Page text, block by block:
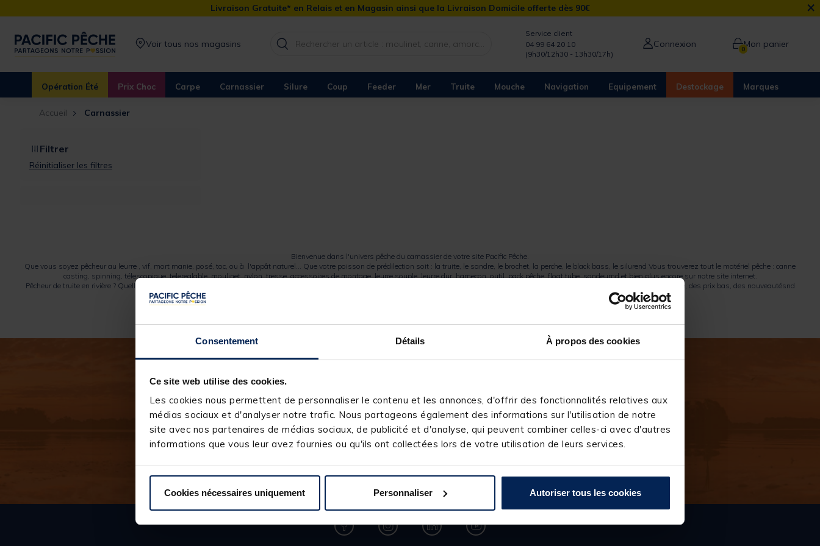
Consentement Détails À propos des cookies
Ce site web utilise des cookies.
Les cookies nous permettent de personnaliser le contenu et les annonces, d'offrir des fonctionnalités relatives aux
médias sociaux et d'analyser notre trafic. Nous partageons également des informations sur l'utilisation de notre
site avec nos partenaires de médias sociaux, de publicité et d'analyse, qui peuvent combiner celles-ci avec d'autres
informations que vous leur avez fournies ou qu'ils ont collectées lors de votre utilisation de leurs services.
Cookies nécessaires uniquement Personnaliser Autoriser tous les cookies
Livraison Gratuite* en Relais et en Magasin ainsi que la Livraison Domicile offerte dès 90€ ×
Voir tous nos magasins
Service client
04 99 64 20 10
(9h30/12h30 - 13h30/17h)
Connexion 0Mon panier
Opération Été Prix Choc Carpe Carnassier Silure Coup Feeder Mer Truite Mouche Navigation Equipement Destockage Marques
Accueil Carnassier
Filtrer
Réinitialiser les filtres
Bienvenue dans l'univers pêche du carnassier de votre site Pacific Pêche.
Que vous soyez pêcheur au leurre vif mort manie , posé, toc , ou à l'appât naturel ... Que votre poisson de prédilection soit : la truite , le sandre , le brochet , la perche , le black bass , le silurend Vous trouverez tout le matériel pêche : canne
casting, spinning, télescopique, telereglable, moulinet, nylon, tresse, accessoires de montage, leurre souple, leurre dur, hameçon, outil, pack pêche, float tube, sondeurnd et bien plus encore sur notre site internet.
Pêcheur de truite en rivière ? Quelle canne acheter ?
Moulinet casting, ou moulinet spinning ? Silure record ? En bateau, du bord ou en float tube ? Un large choix de produits de marque, des prix bas, des nouveautésnd
Inscrivez-vous à notre newsletter
Gardez le fil, suivez-nous !
* Email
S''INSCRIRE